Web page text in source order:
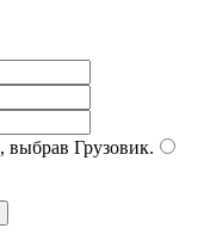
выбрав Грузовик.